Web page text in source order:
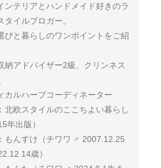
ンテリアとハンドメイド好きのラ
タイルブロガー。
びと暮らしのワンポイントをご紹
納アドバイザー2級、クリンネス
カルハーブコーディネーター
北欧スタイルのここちよい暮らし
年出版）
もんすけ（チワワ ♂ 2007.12.25
14歳）